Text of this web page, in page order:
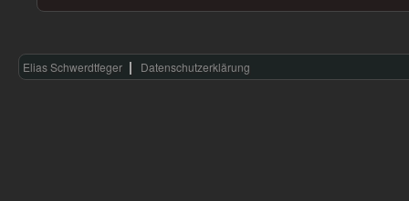
Elias Schwerdtfeger Datenschutzerklärung